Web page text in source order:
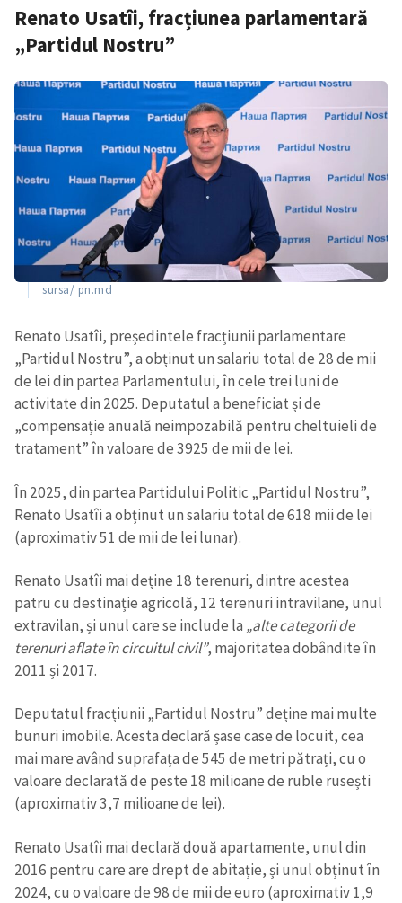
Renato Usatîi, fracțiunea parlamentară
„Partidul Nostru”
sursa/ pn.md
Renato Usatîi, președintele fracțiunii parlamentare
„Partidul Nostru”, a obținut un salariu total de 28 de mii
de lei din partea Parlamentului, în cele trei luni de
activitate din 2025. Deputatul a beneficiat și de
„compensație anuală neimpozabilă pentru cheltuieli de
tratament” în valoare de 3925 de mii de lei.
În 2025, din partea Partidului Politic „Partidul Nostru”,
Renato Usatîi a obținut un salariu total de 618 mii de lei
(aproximativ 51 de mii de lei lunar).
Renato Usatîi mai deține 18 terenuri, dintre acestea
patru cu destinație agricolă, 12 terenuri intravilane, unul
extravilan, și unul care se include la „alte categorii de
terenuri aflate în circuitul civil”, majoritatea dobândite în
2011 și 2017.
Deputatul fracțiunii „Partidul Nostru” deține mai multe
bunuri imobile. Acesta declară șase case de locuit, cea
mai mare având suprafața de 545 de metri pătrați, cu o
valoare declarată de peste 18 milioane de ruble rusești
(aproximativ 3,7 milioane de lei).
Renato Usatîi mai declară două apartamente, unul din
2016 pentru care are drept de abitație, și unul obținut în
2024, cu o valoare de 98 de mii de euro (aproximativ 1,9